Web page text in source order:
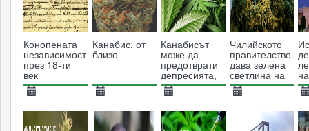
Конопената
независимост
през 18-ти
век
7855
Канабис: от
близо
17176
Канабисът
може да
предотврати
депресията,
показва ново
изследване
9038
Чилийското
правителство
дава зелена
светлина на
медицинския
канабис
5459
на